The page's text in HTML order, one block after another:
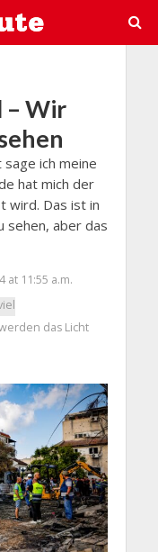
– Wir
ich meine
hat mich der
wird. Das ist in
sehen, aber das
at 11:55 a.m.
das Licht